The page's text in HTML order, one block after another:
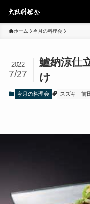
ホーム 今月の料理会
鱸納涼仕
け
2022
7/27
今月の料理会 スズキ 前